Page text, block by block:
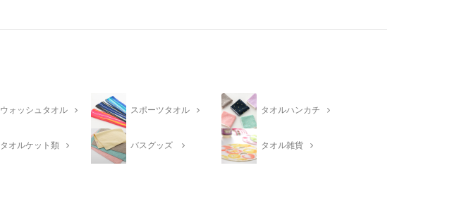
ウォッシュタオル スポーツタオル タオルハンカチ
タオルケット類 バスグッズ タオル雑貨